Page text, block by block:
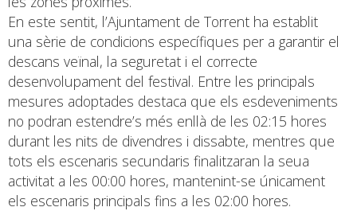
En este sentit, l’Ajuntament de Torrent ha establit
una sèrie de condicions específiques per a garantir el
descans veïnal, la seguretat i el correcte
desenvolupament del festival. Entre les principals
mesures adoptades destaca que els esdeveniments
no podran estendre’s més enllà de les 02:15 hores
durant les nits de divendres i dissabte, mentres que
tots els escenaris secundaris finalitzaran la seua
activitat a les 00:00 hores, mantenint-se únicament
els escenaris principals fins a les 02:00 hores.